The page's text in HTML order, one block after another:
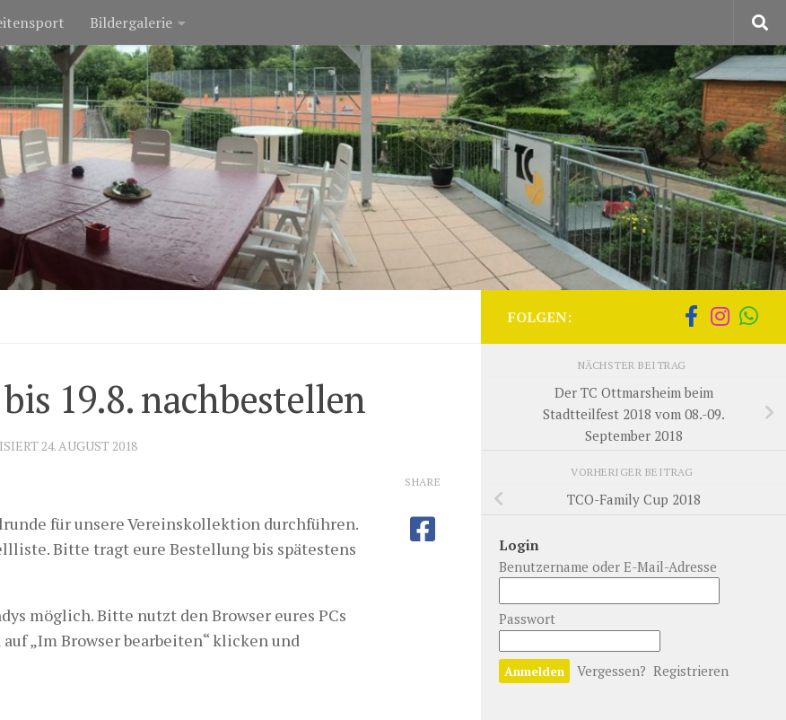
Bildergalerie
19.8. nachbestellen
24. AUGUST 2018
für unsere Vereinskollektion durchführen.
Bitte tragt eure Bestellung bis spätestens
möglich. Bitte nutzt den Browser eures PCs
„Im Browser bearbeiten“ klicken und
SHARE
FOLGEN:
NÄCHSTER BEITRAG
Der TC Ottmarsheim beim
Stadtteilfest 2018 vom 08.-09.
September 2018
VORHERIGER BEITRAG
TCO-Family Cup 2018
Login
Benutzername oder E-Mail-Adresse
Passwort
Vergessen? Registrieren